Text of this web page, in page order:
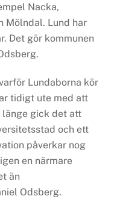
Nacka,
Mölndal. Lund har
Det gör kommunen
Lundaborna kör
tidigt ute med att
gick det att
och ett
påverkar nog
en närmare
än
Odsberg.